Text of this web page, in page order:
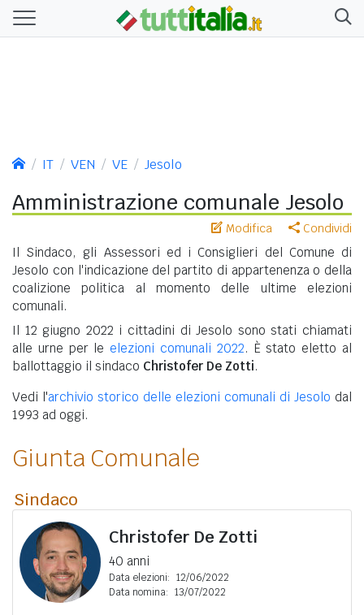
IT VEN VE Jesolo
Amministrazione comunale Jesolo
Modifica Condividi
Il Sindaco, gli Assessori ed i Consiglieri del Comune di
Jesolo con l'indicazione del partito di appartenenza o della
coalizione politica al momento delle ultime elezioni
comunali.
Il 12 giugno 2022 i cittadini di Jesolo sono stati chiamati
alle urne per le elezioni comunali 2022. È stato eletto al
ballottaggio il sindaco Christofer De Zotti.
Vedi l'archivio storico delle elezioni comunali di Jesolo dal
1993 ad oggi.
Giunta Comunale
Sindaco
Christofer De Zotti
40 anni
Data elezioni: 12/06/2022
Data nomina: 13/07/2022